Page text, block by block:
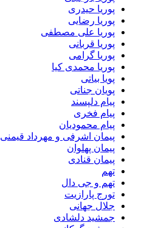
پوریا حیدری
پوریا رضایی
پوریا علی مصطفی
پوریا قربانی
پوریا گرامی
پوریا محمدی کیا
پویا بیاتی
پویان جناتی
پیام دلپسند
پیام فخری
پیام محمودیان
پیمان اشرفی و مهرداد قیمنی
پیمان پهلوان
پیمان قنادی
تهم
تهم و جی دال
تورج پارازیت
جلال جهانی
جمشید دلشادی